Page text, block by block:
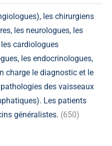
les chirurgiens
les neurologues, les
cardiologues
les endocrinologues,
charge le diagnostic et le
des vaisseaux
Les patients
généralistes. (650)